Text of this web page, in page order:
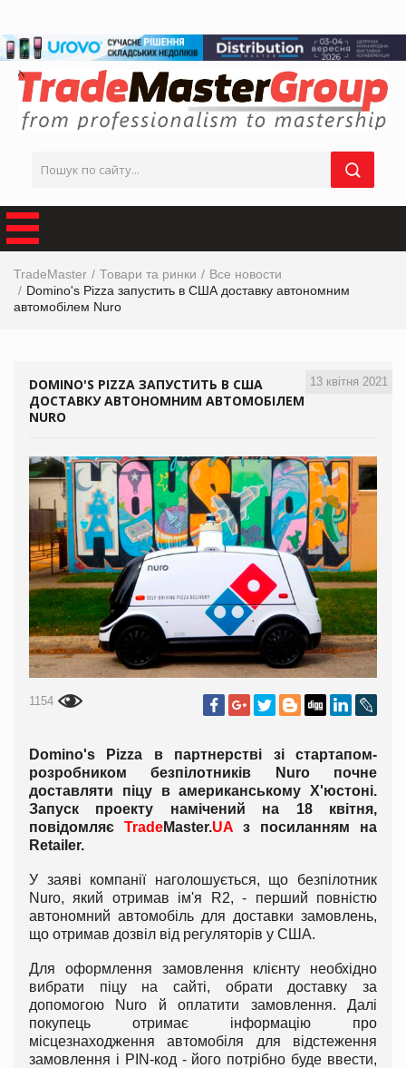
TradeMaster Товари та ринки
Все новости
Domino's Pizza запустить в США доставку автономним
автомобілем Nuro
13 квітня 2021
DOMINO'S PIZZA ЗАПУСТИТЬ В США
ДОСТАВКУ АВТОНОМНИМ АВТОМОБІЛЕМ
NURO
1154
Domino's Pizza в партнерстві зі стартапом-
розробником безпілотників Nurо почне
доставляти піцу в американському Х'юстоні.
Запуск проекту намічений на 18 квітня,
повідомляє TradeMaster.UA з посиланням на
Retailer.
У заяві компанії наголошується, що безпілотник
Nuro, який отримав ім'я R2, - перший повністю
автономний автомобіль для доставки замовлень,
що отримав дозвіл від регуляторів у США.
Для оформлення замовлення клієнту необхідно
вибрати піцу на сайті, обрати доставку за
допомогою Nuro й оплатити замовлення. Далі
покупець отримає інформацію про
місцезнаходження автомобіля для відстеження
замовлення і PIN-код - його потрібно буде ввести,